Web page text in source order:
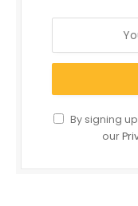
By signing
our